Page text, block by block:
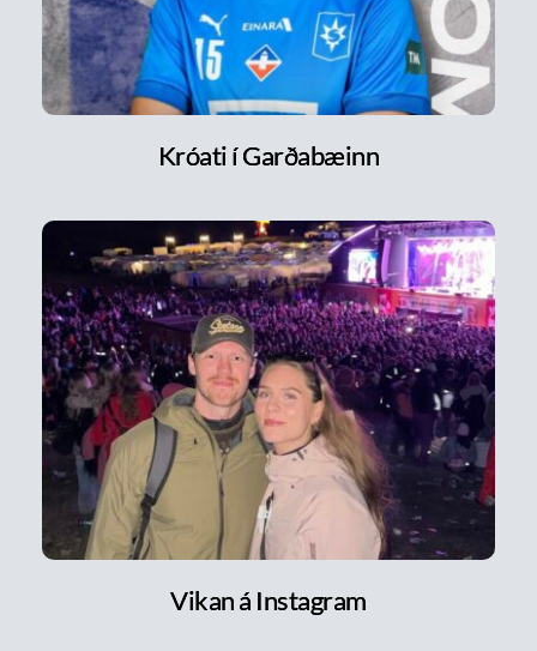
Króati í Garðabæinn
Vikan á Instagram